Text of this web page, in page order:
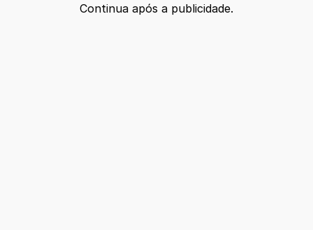
Continua após a publicidade.